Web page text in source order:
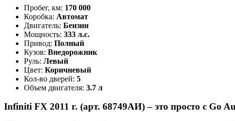
Пробег, км: 170 000
Коробка: Автомат
Двигатель: Бензин
Мощность: 333 л.с.
Привод: Полный
Кузов: Внедорожник
Руль: Левый
Цвет: Коричневый
Кол-во дверей: 5
Объем двигателя: 3.7 л
Infiniti FX 2011 г. (арт. 68749АИ) – это просто с Go